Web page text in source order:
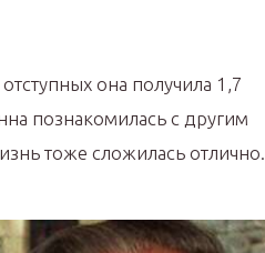
она получила 1,7
познакомилась с другим
тоже сложилась отлично.